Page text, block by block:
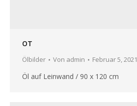
OT
Ölbilder Von admin Februar 5, 2021
Öl auf Leinwand / 90 x 120 cm